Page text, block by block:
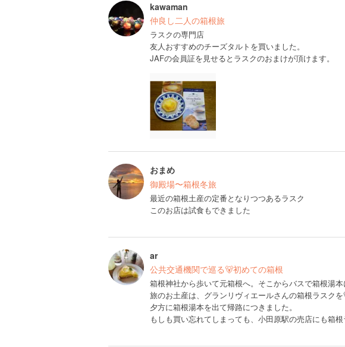
kawaman
仲良し二人の箱根旅
ラスクの専門店
友人おすすめのチーズタルトを買いました。
JAFの会員証を見せるとラスクのおまけが頂けます。
おまめ
御殿場〜箱根冬旅
最近の箱根土産の定番となりつつあるラスク
このお店は試食もできました
ar
公共交通機関で巡る🐻初めての箱根
箱根神社から歩いて元箱根へ。そこからバスで箱根湯本
旅のお土産は、グランリヴィエールさんの箱根ラスク
夕方に箱根湯本を出て帰路につきました。
もしも買い忘れてしまっても、小田原駅の売店にも箱